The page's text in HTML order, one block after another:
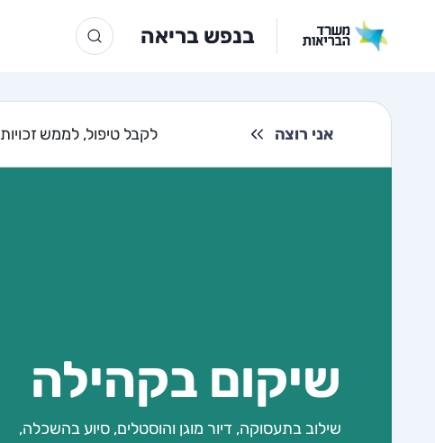
בנפש בריאה
אני רוצה לקבל טיפול, לממש זכויות
שיקום בקהילה
שילוב בתעסוקה, דיור מוגן והוסטלים, סיוע בהשכלה,